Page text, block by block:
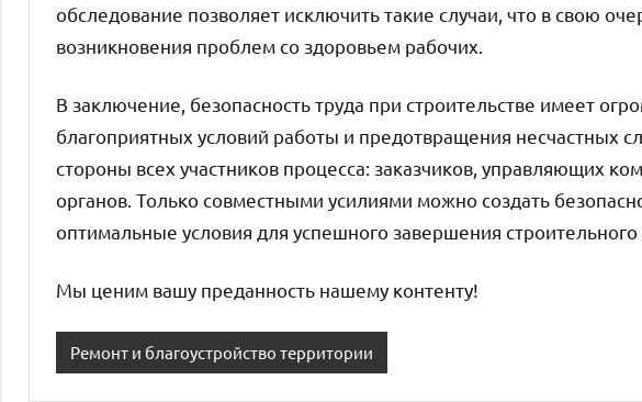
обследование позволяет исключить такие случаи, что в свою
возникновения проблем со здоровьем рабочих.
В заключение, безопасность труда при строительстве имеет
благоприятных условий работы и предотвращения несчастных
стороны всех участников процесса: заказчиков, управляющих
органов. Только совместными усилиями можно создать
оптимальные условия для успешного завершения строительного
Мы ценим вашу преданность нашему контенту!
Ремонт и благоустройство территории